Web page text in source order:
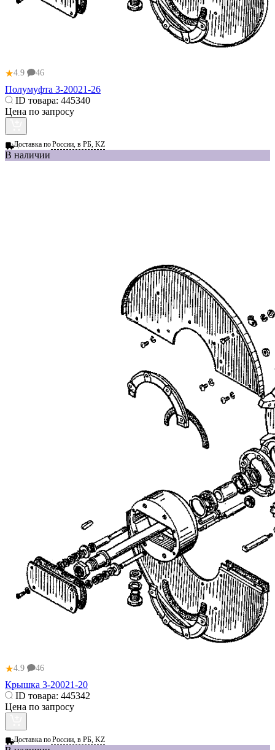
★4.9 46
Полумуфта 3-20021-26
ID товара: 445340
Цена по запросу
Доставка поРоссии, в РБ, KZ
В наличии
★4.9 46
Крышка 3-20021-20
ID товара: 445342
Цена по запросу
Доставка поРоссии, в РБ, KZ